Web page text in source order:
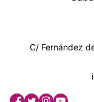
C/ Fernández